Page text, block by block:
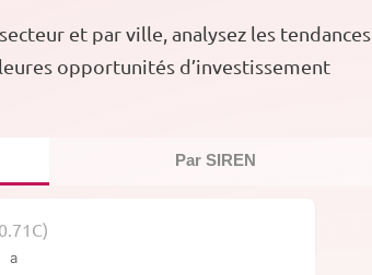
et par ville, analysez les tendances
opportunités d’investissement
Par SIREN
à